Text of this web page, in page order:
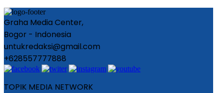
Graha Media Center,
Bogor - Indonesia
untukredaksi@gmail.com
+628557777888
TOPIK MEDIA NETWORK